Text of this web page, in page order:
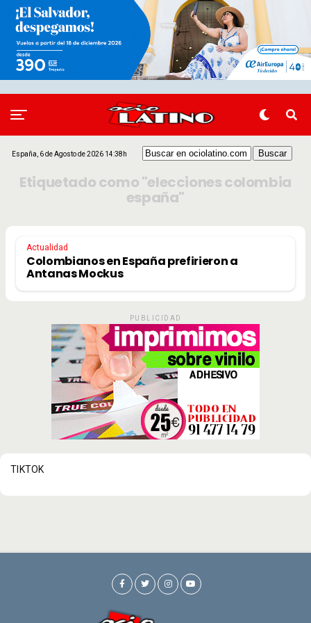
España, 6 de Agosto de 2026 14:38h
Etiquetado como "elecciones colombia
españa"
Actualidad
Colombianos en España prefirieron a
Antanas Mockus
PUBLICIDAD
TIKTOK